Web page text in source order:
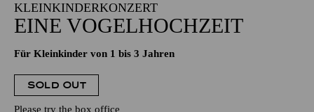
KLEINKINDERKONZERT
EINE VOGELHOCHZEIT
Für Kleinkinder von 1 bis 3 Jahren
SOLD OUT
Please try the box office